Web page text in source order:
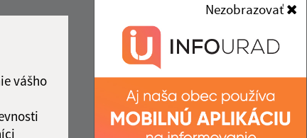
vášho
Nezobrazovať